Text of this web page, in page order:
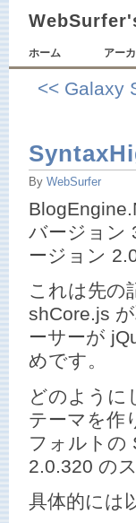
ホーム アー
<< Galaxy
By WebSurfer
バージョン
ージョン
これは先の
shCore.js
ーサーが
めです。
どのように
テーマを作
フォルトの
2.0.320 の
具体的には